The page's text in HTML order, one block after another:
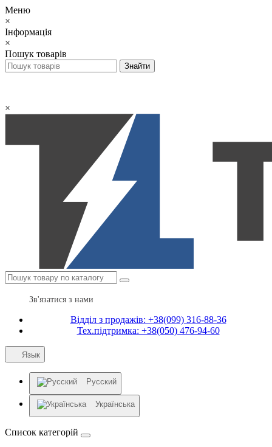
Меню
×
Інформація
×
Пошук товарів
×
Зв'язатися з нами
Відділ з продажів: +38(099) 316-88-36
Тех.підтримка: +38(050) 476-94-60
Язык
Русский
Українська
Список категорій